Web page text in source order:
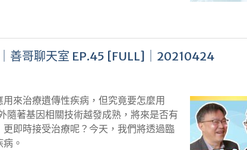
善哥聊天室 EP.45 [FULL]｜20210424
來治療遺傳性疾病，但究竟要怎麼用
隨著基因相關技術越發成熟，將來是否有
即時接受治療呢？今天，我們將透過臨
。